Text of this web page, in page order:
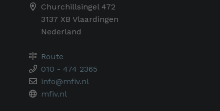
Churchillsingel 472
3137 XB Vlaardingen
Nederland
Route
010 - 474 2365
info@mfiv.nl
mfiv.nl